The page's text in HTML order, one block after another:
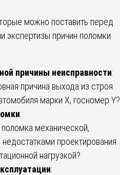
можно поставить перед
экспертизы причин поломки
причины неисправности:
причина выхода из строя
марки Х, госномер Y?
:
поломка механической,
недостатками проектирования
нагрузкой?
: